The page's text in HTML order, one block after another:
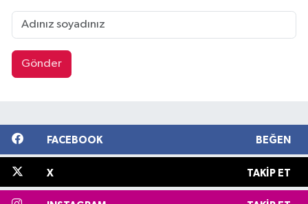
Gönder
FACEBOOK BEĞEN
X TAKIP ET